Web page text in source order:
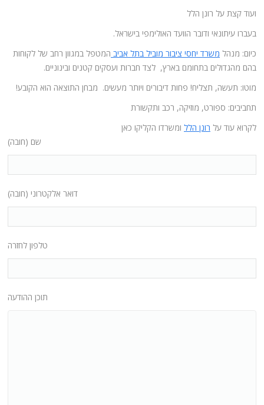
ועוד קצת על רונן הלל
בעברו עיתונאי ודובר הוועד האולימפי בישראל.
כיום: מנהל משרד יחסי ציבור מוביל בתל אביב המטפל במגוון רחב של לקוחות
בהם מהגדולים בתחומם בארץ, לצד חברות ועסקים קטנים ובינוניים.
מוטו: תעשה, תצליח! פחות דיבורים ויותר מעשים. מבחן התוצאה הוא הקובע!
תחביבים: ספורט, מוזיקה, רכב ותקשורת
לקרוא עוד על רונן הלל ומשרדו הקליקו כאן
שם (חובה)
דואר אלקטרוני (חובה)
טלפון לחזרה
תוכן ההודעה